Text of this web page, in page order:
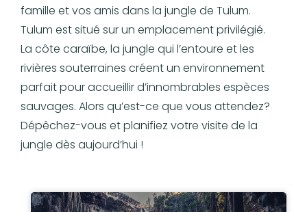
famille et vos amis dans la jungle de Tulum.
Tulum est situé sur un emplacement privilégié.
La côte caraïbe, la jungle qui l’entoure et les
rivières souterraines créent un environnement
parfait pour accueillir d’innombrables espèces
sauvages. Alors qu’est-ce que vous attendez?
Dépêchez-vous et planifiez votre visite de la
jungle dès aujourd’hui !